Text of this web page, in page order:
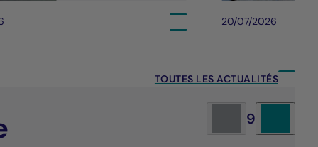
20/07/2026
TOUTES LES ACTUALITÉS
9